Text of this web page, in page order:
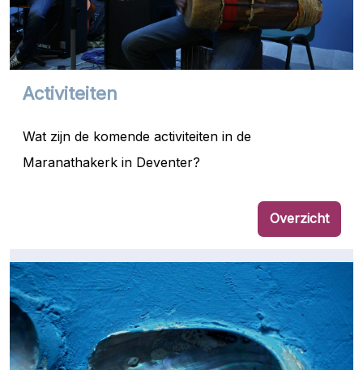
Activiteiten
Wat zijn de komende activiteiten in de
Maranathakerk in Deventer?
Overzicht